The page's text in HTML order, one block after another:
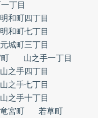
丁目
明和町四丁目
明和町七丁目
元城町三丁目
山之手一丁目
山之手四丁目
山之手七丁目
山之手十丁目
竜宮町 若草町